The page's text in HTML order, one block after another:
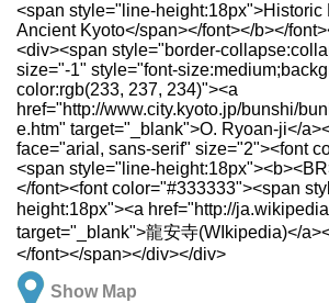
<span style="line-height:18px">Historic
Ancient Kyoto</span></font></b></
<div><span style="border-
size="-1" style="font-
color:rgb(233, 237, 234)"><a
href="http://www.city.kyoto.jp/bunshi/
e.htm" target="_blank">O. Ryoan-ji</
face="arial, sans-serif" size="2"><font
<span style="line-
</font><font color="#333333"><span
height:18px"><a href="http://
target="_blank">龍安寺(WIkipedia)</
</font></span></div></div>
Show Map